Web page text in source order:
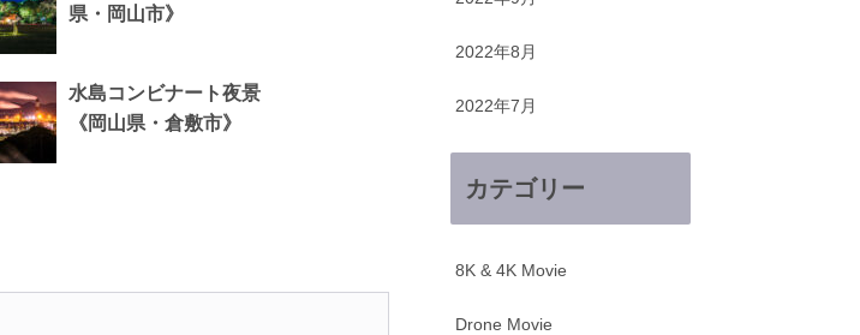
県・岡山市》
水島コンビナート夜景
《岡山県・倉敷市》
2022年8月
2022年7月
カテゴリー
8K & 4K Movie
Drone Movie